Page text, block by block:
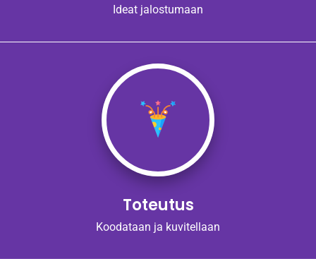
Ideat jalostumaan
Toteutus
Koodataan ja kuvitellaan